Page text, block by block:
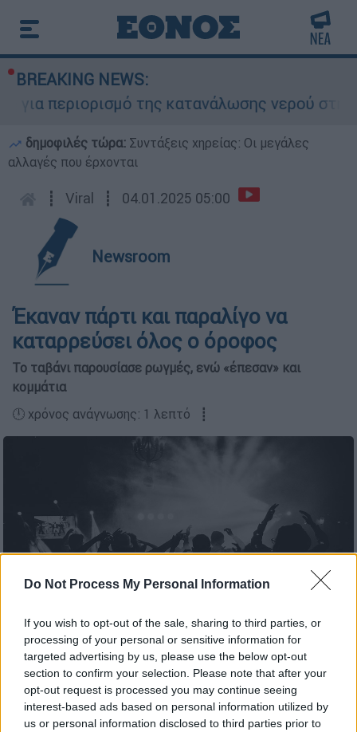
Do Not Process My Personal Information
If you wish to opt-out of the sale, sharing to third parties, or
processing of your personal or sensitive information for
targeted advertising by us, please use the below opt-out
section to confirm your selection. Please note that after your
opt-out request is processed you may continue seeing
interest-based ads based on personal information utilized by
us or personal information disclosed to third parties prior to
BREAKING NEWS:
περιορισμό της κατανάλωσης νερού στη
δημοφιλές τώρα: Συντάξεις χηρείας: Οι μεγάλες
αλλαγές που έρχονται
┋ Viral ┋ 04.01.2025 05:00
Newsroom
Έκαναν πάρτι και παραλίγο να
καταρρεύσει όλος ο όροφος
Το ταβάνι παρουσίασε ρωγμές, ενώ «έπεσαν» και
κομμάτια
🕛 χρόνος ανάγνωσης: 1 λεπτό ┋
Πάρτι (PIXABAY)
Προσθέστε το ΕΘΝΟΣ στη Google